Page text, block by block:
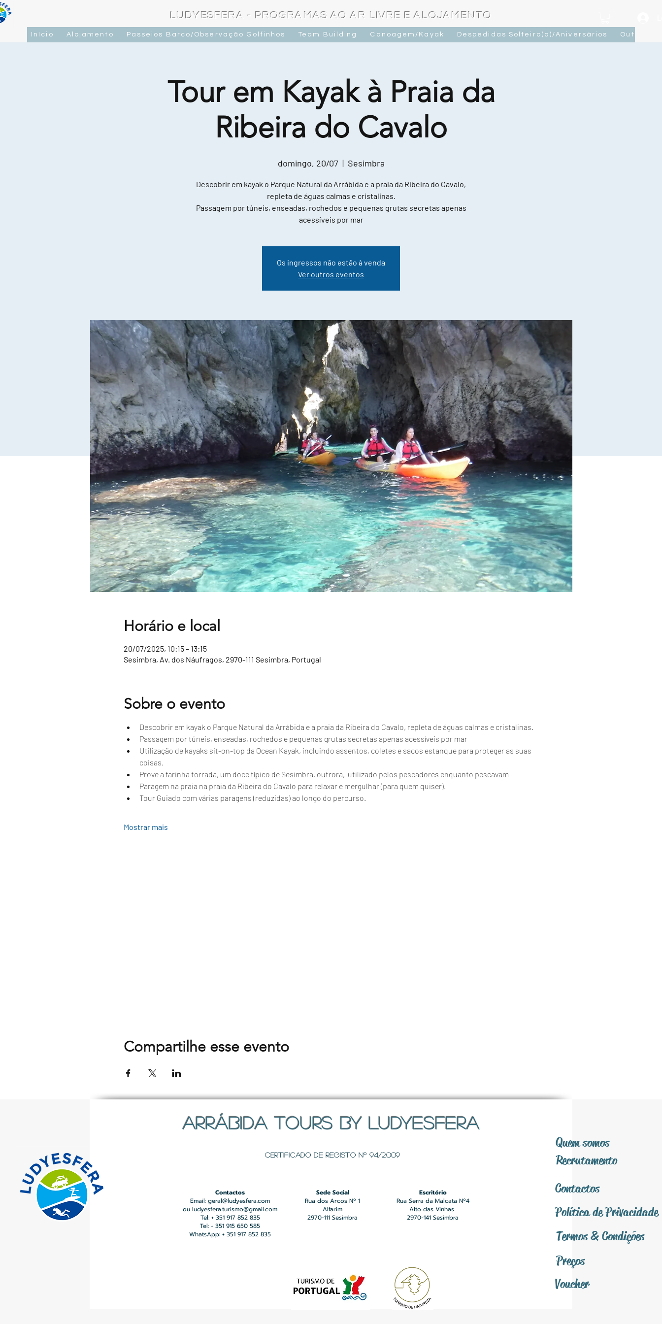
LUDYESFERA - PROGRAMAS AO AR LIVRE E ALOJAMENTO
Início Alojamento Passeios Barco/Observação Golfinhos Team Building Canoagem/Kayak Despedidas Solteiro(a)/Aniversários Outras
Tour em Kayak à Praia da
Ribeira do Cavalo
domingo, 20/07
  |
Sesimbra
Descobrir em kayak o Parque Natural da Arrábida e a praia da Ribeira do Cavalo,
repleta de águas calmas e cristalinas.
Passagem por túneis, enseadas, rochedos e pequenas grutas secretas apenas
acessíveis por mar
Os ingressos não estão à venda
Ver outros eventos
Horário e local
20/07/2025, 10:15 – 13:15
Sesimbra, Av. dos Náufragos, 2970-111 Sesimbra, Portugal
Sobre o evento
Descobrir em kayak o Parque Natural da Arrábida e a praia da Ribeira do Cavalo, repleta de águas calmas e cristalinas.
Passagem por túneis, enseadas, rochedos e pequenas grutas secretas apenas acessíveis por mar
Utilização de kayaks sit-on-top da Ocean Kayak, incluindo assentos, coletes e sacos estanque para proteger as suas
coisas.
Prove a farinha torrada, um doce típico de Sesimbra, outrora,  utilizado pelos pescadores enquanto pescavam
Paragem na praia na praia da Ribeira do Cavalo para relaxar e mergulhar (para quem quiser).
Tour Guiado com várias paragens (reduzidas) ao longo do percurso.
Mostrar mais
Compartilhe esse evento
ARRÁBIDA TOURS BY LUDYESFERA
Certificado de registo Nº 94/2009
Quem somos
Recrutamento
Contactos
Contactos
Email: geral@ludyesfera.com
ou ludyesfera.turismo@gmail.com
Tel: + 351 917 852 835
Tel: + 351 915 650 585
WhatsApp: + 351 917 852 835
Sede Social
Rua dos Arcos Nº 1
Alfarim
2970-111 Sesimbra
Escritório
Rua Serra da Malcata Nº4
Alto das Vinhas
2970-141 Sesimbra
Políticade Privacidade
Termos &Condições
Preços
Voucher